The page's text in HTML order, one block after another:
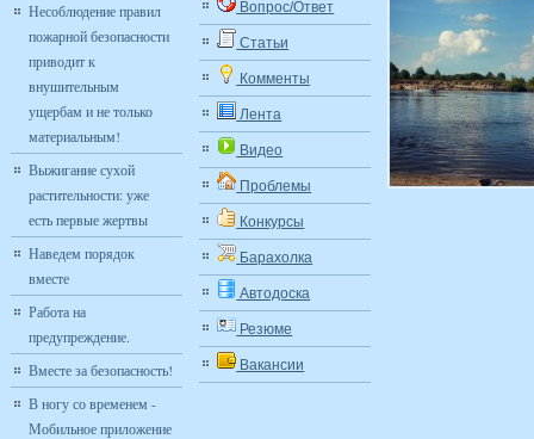
Несоблюдение правил
пожарной безопасности
приводит к
внушительным
ущербам и не только
материальным!
Выжигание сухой
растительности: уже
есть первые жертвы
Наведем порядок
вместе
Работа на
предупреждение.
Вместе за безопасность!
В ногу со временем -
Мобильное приложение
Вопрос/Ответ
Статьи
Комменты
Лента
Видео
Проблемы
Конкурсы
Барахолка
Автодоска
Резюме
Вакансии